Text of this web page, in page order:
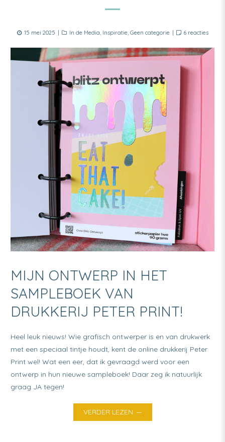
Posted
15 mei 2025 Categories
In de Media Inspiratie Geen categorie 6 reactiesop
MIJN ONTWERP IN HET
SAMPLEBOEK VAN
DRUKKERIJ PETER PRINT!
Heel leuk nieuws! Wie grafisch ontwerper is en van drukwerk
met een speciaal tintje houdt, kent de online drukkerij Peter
Print wel! Wat een eer, dat ik gevraagd werd voor een
ontwerp in hun nieuwe sampleboek! Daar zeg ik natuurlijk
graag JA tegen!
VERDER LEZEN